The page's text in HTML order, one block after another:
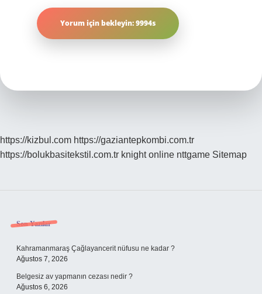
https://kizbul.com https://gaziantepkombi.com.tr
https://bolukbasitekstil.com.tr knight online nttgame Sitemap
Sidebar
Son Yazılar
Kahramanmaraş Çağlayancerit nüfusu ne kadar ?
Ağustos 7, 2026
Belgesiz av yapmanın cezası nedir ?
Ağustos 6, 2026